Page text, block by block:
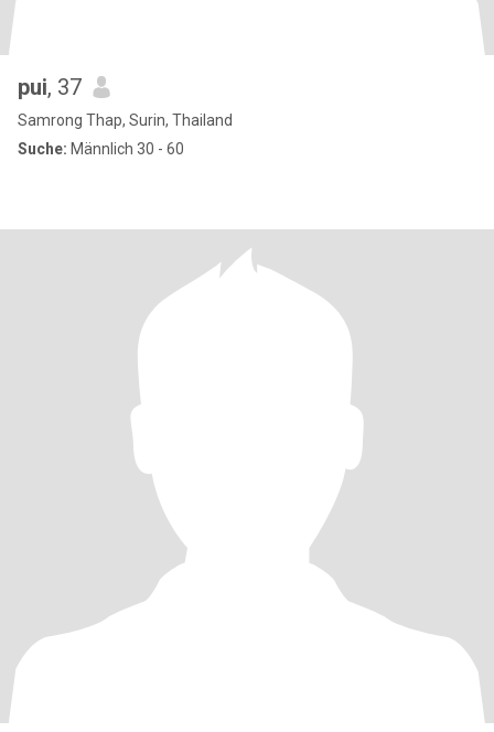
pui, 37
Samrong Thap, Surin, Thailand
Suche: Männlich 30 - 60